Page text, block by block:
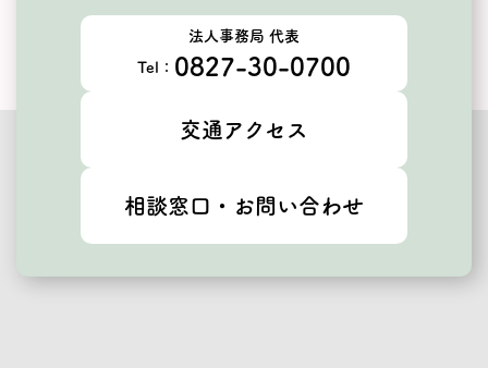
法人事務局 代表
Tel： 0827-30-0700
交通アクセス
相談窓口・お問い合わせ